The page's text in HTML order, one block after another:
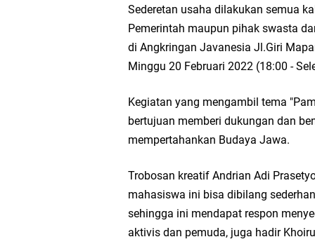
Optik Merlin
Ruwatan Malam
Ketua DPD Golkar
Wakil Ketua DPRD
Selamat Tahun Baru
PDUF MUI Jatim
Sederetan usaha dilakukan semua
Pemerintah maupun pihak swasta
di Angkringan Javanesia Jl.Giri
Minggu 20 Februari 2022 (18:00 -
Kegiatan yang mengambil tema
bertujuan memberi dukungan dan
mempertahankan Budaya Jawa.
Trobosan kreatif Andrian Adi
mahasiswa ini bisa dibilang
sehingga ini mendapat respon
aktivis dan pemuda, juga hadir